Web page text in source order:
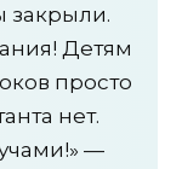
закрыли.
Детям
просто
нет.
—